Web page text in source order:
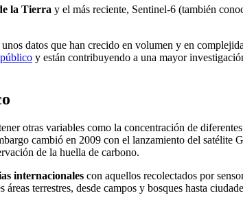
la Tierra y el más reciente, Sentinel-6 (también
datos que han crecido en volumen y en
y están contribuyendo a una mayor
otras variables como la concentración de
cambió en 2009 con el lanzamiento del satélite
de la huella de carbono.
internacionales con aquellos recolectados por
terrestres, desde campos y bosques hasta